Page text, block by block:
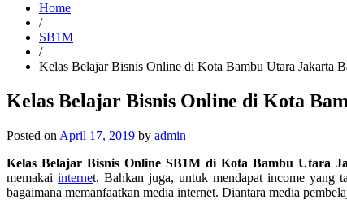
Home
/
SB1M
/
Kelas Belajar Bisnis Online di Kota Bambu Utara Jakarta
Kelas Belajar Bisnis Online di Kota
Posted on April 17, 2019 by admin
Kelas Belajar Bisnis Online SB1M di Kota Bambu Utara
memakai internet. Bahkan juga, untuk mendapat income yang
bagaimana memanfaatkan media internet. Diantara media